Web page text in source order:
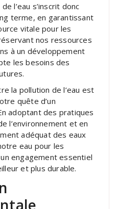
l’eau s’inscrit donc
terme, en garantissant
vitale pour les
nos ressources
à un développement
les besoins des
la pollution de l’eau est
quête d’un
adoptant des pratiques
l’environnement et en
adéquat des eaux
eau pour les
engagement essentiel
et plus durable.